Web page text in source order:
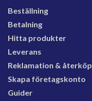
Beställning
Betalning
Hitta produkter
Leverans
Reklamation & återköp
Skapa företagskonto
Guider